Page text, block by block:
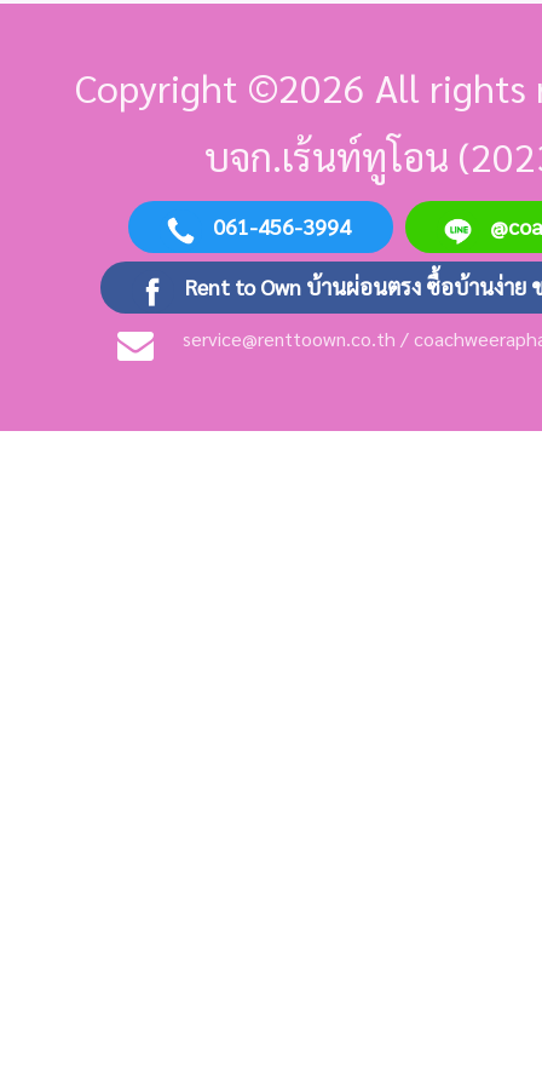
Copyright ©2026 All rights
บจก.เร้นท์ทูโอน
061-456-3994
Rent to Own บ้านผ่อนตรง ซื้อบ้านง่าย
service@renttoown.co.th /